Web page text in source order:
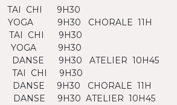
CHI 9H30
YOGA 9H30 CHORALE 11H
CHI 9H30
YOGA 9H30
DANSE 9H30 ATELIER 10H45
CHI 9H30
DANSE 9H30 CHORALE 11H
DANSE 9H30 ATELIER 10H45